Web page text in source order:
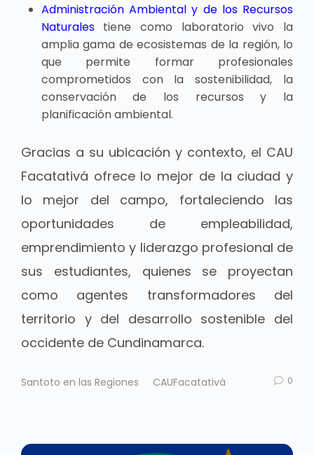
Administración Ambiental y de los Recursos
Naturalestiene como laboratorio vivo la
amplia gama de ecosistemas de la región, lo
que permite formar profesionales
comprometidos con la sostenibilidad, la
conservación de los recursos y la
planificación ambiental.
Gracias a su ubicación y contexto, el CAU
Facatativá ofrece lo mejor de la ciudad y
lo mejor del campo, fortaleciendo las
oportunidades de empleabilidad,
emprendimiento y liderazgo profesional de
sus estudiantes, quienes se proyectan
como agentes transformadores del
territorio y del desarrollo sostenible del
occidente de Cundinamarca.
Santoto en las Regiones CAUFacatativá 0